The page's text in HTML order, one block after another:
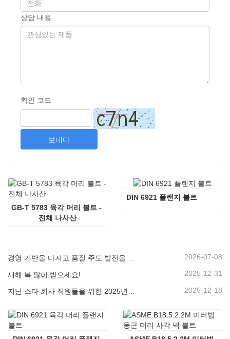
상담 내용
확인 코드
보내다
GB-T 5783 육각 머리 볼트 -
전체 나사산
DIN 6921 플랜지 볼트
경영 기반을 다지고 품질 주도 발전을 추구하다 | 회사, 2026년 4대 경영시스템 폐회식 개최 2026-07-08
새해 복 많이 받으세요! 2025-12-31
2025-12-18